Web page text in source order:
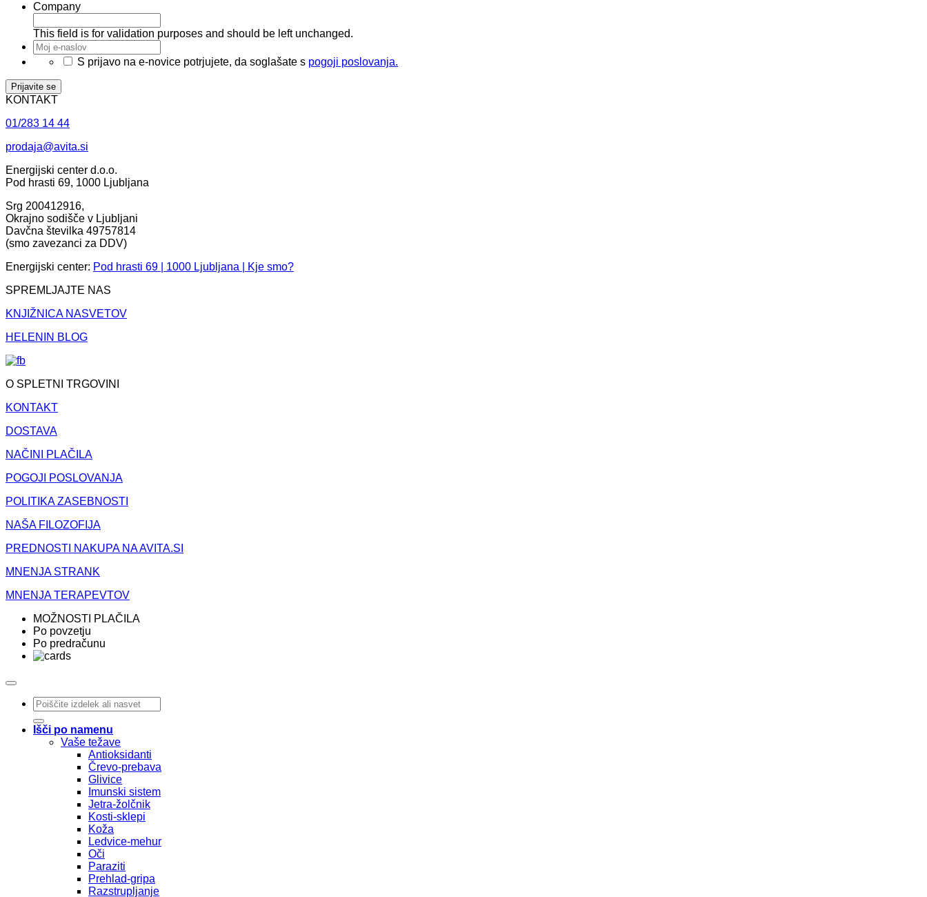
Company
This field is for validation purposes and should be left unchanged.
Moj
e-
S prijavo na e-novice potrjujete, da soglašate s pogoji poslovanja.
KONTAKT
01/283 14 44
prodaja@avita.si
Energijski center d.o.o.
Pod hrasti 69, 1000 Ljubljana
Srg 200412916,
Okrajno sodišče v Ljubljani
Davčna številka 49757814
(smo zavezanci za DDV)
Energijski center: Pod hrasti 69 | 1000 Ljubljana | Kje smo?
SPREMLJAJTE NAS
KNJIŽNICA NASVETOV
HELENIN BLOG
O SPLETNI TRGOVINI
KONTAKT
DOSTAVA
NAČINI PLAČILA
POGOJI POSLOVANJA
POLITIKA ZASEBNOSTI
NAŠA FILOZOFIJA
PREDNOSTI NAKUPA NA AVITA.SI
MNENJA STRANK
MNENJA TERAPEVTOV
MOŽNOSTI PLAČILA
Po povzetju
Po predračunu
Išči:
Išči po namenu
Vaše težave
Antioksidanti
Črevo-prebava
Glivice
Imunski sistem
Jetra-žolčnik
Kosti-sklepi
Koža
Ledvice-mehur
Oči
Paraziti
Prehlad-gripa
Razstrupljanje